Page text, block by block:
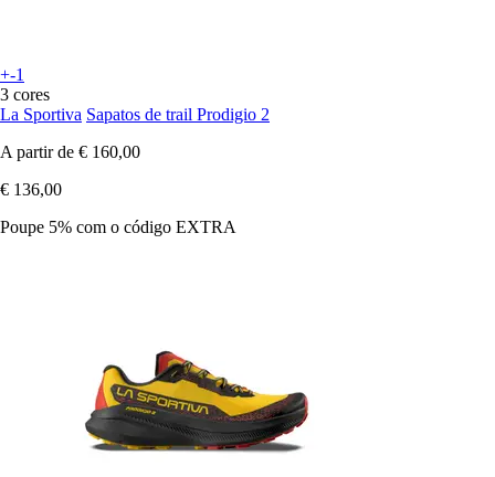
+-1
3 cores
La Sportiva Sapatos de trail Prodigio 2
A partir de € 160,00
€ 136,00
Poupe 5% com o código EXTRA